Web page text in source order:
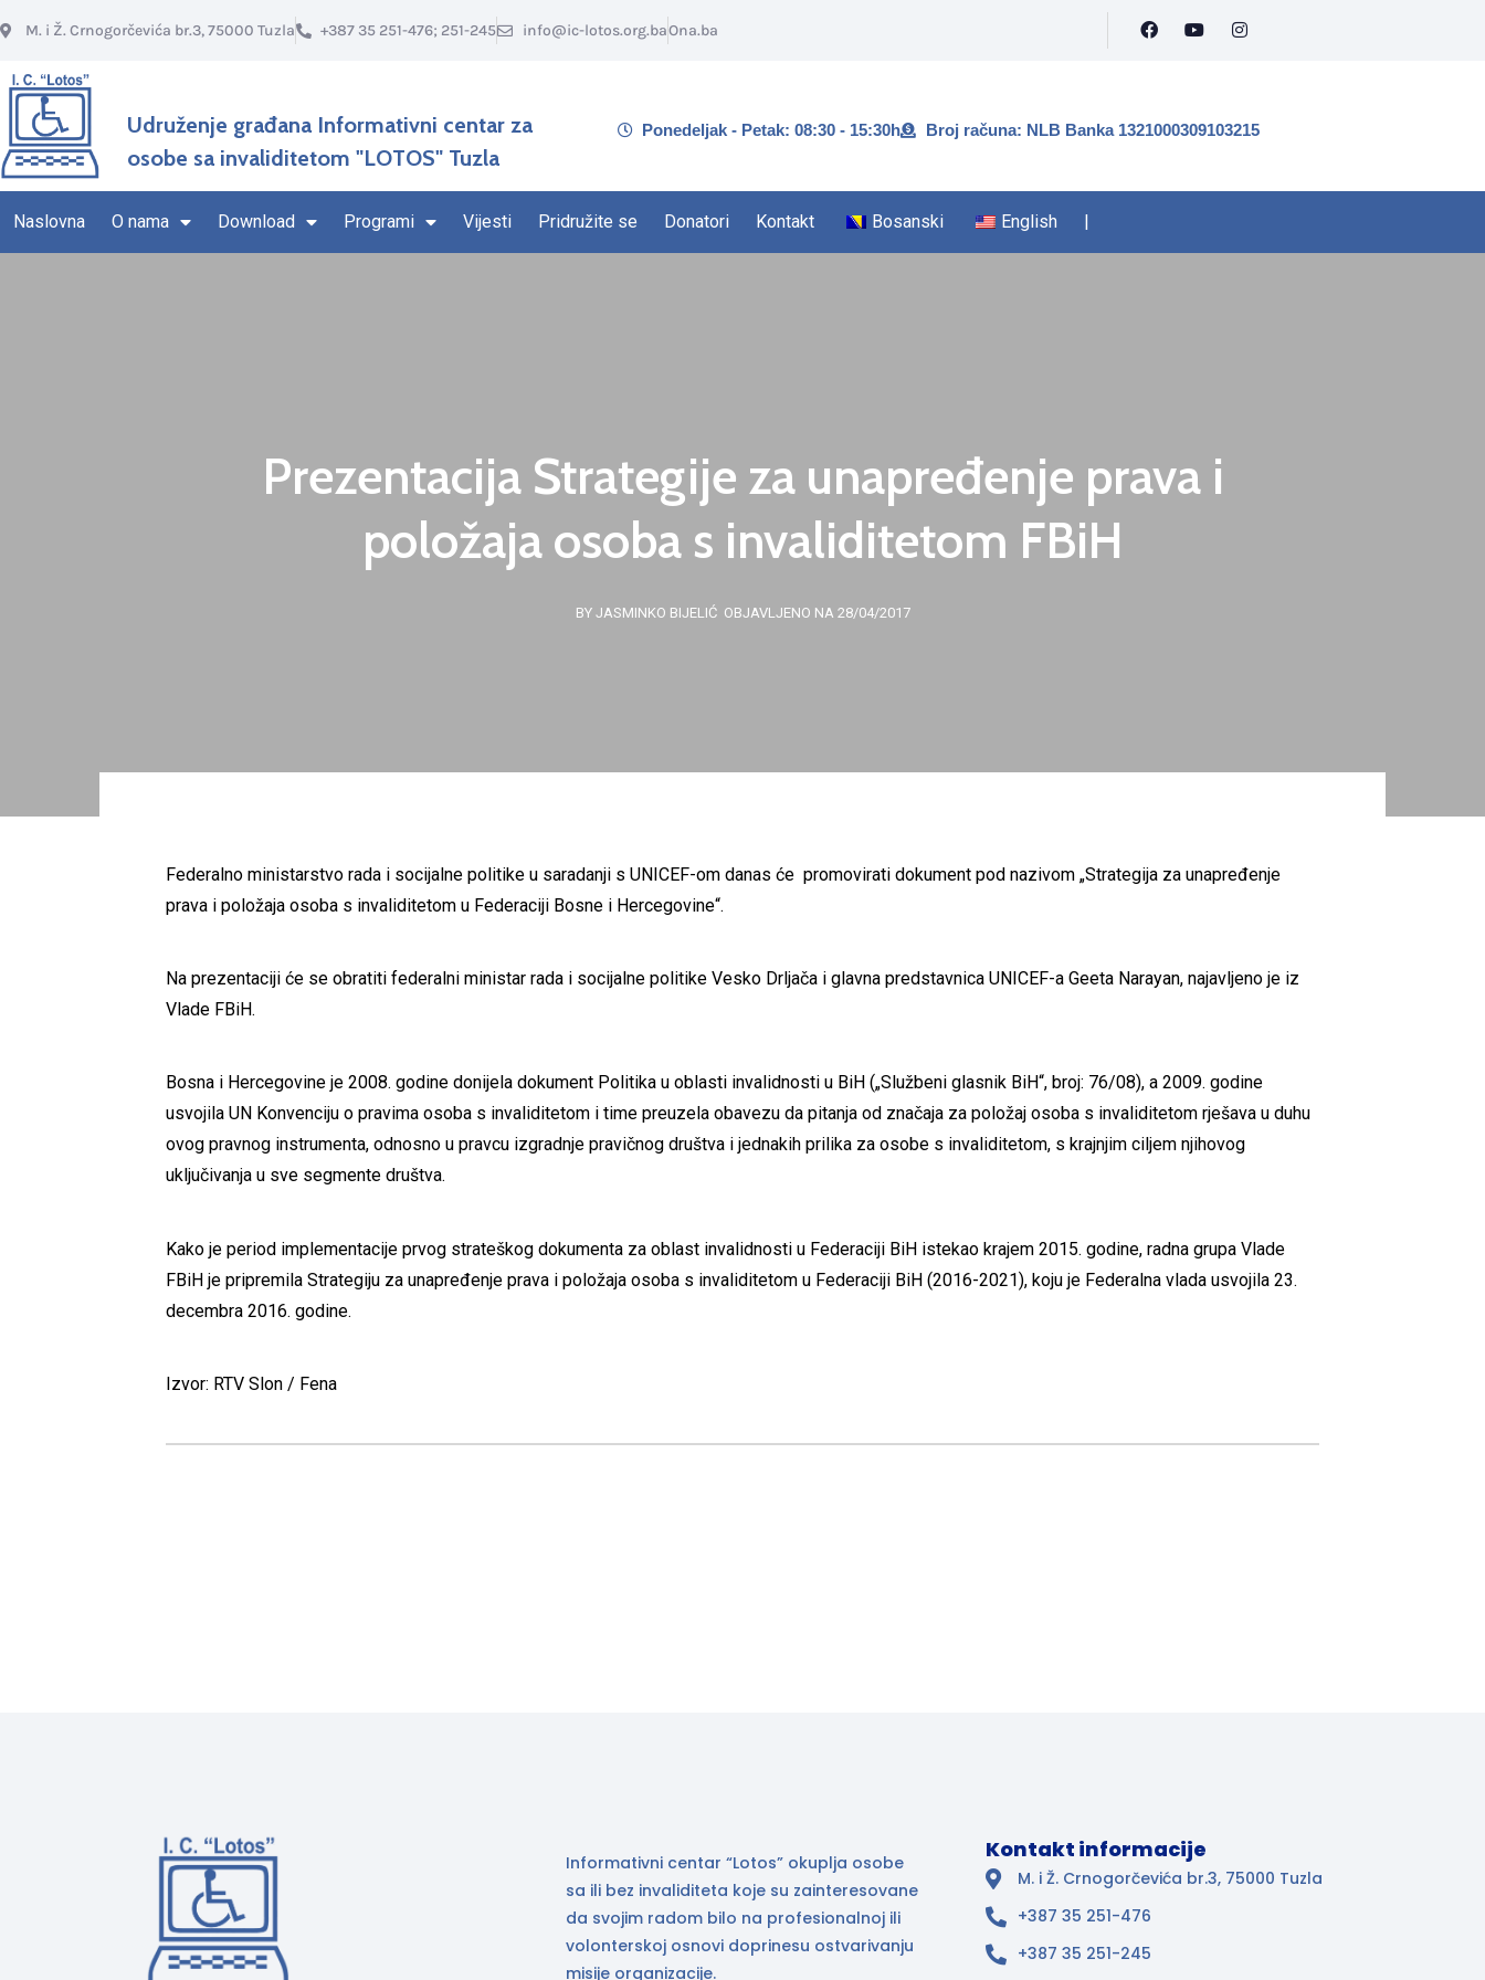
M. i Ž. Crnogorčevića br.3, 75000 Tuzla +387 35 251-476; 251-245 info@ic-lotos.org.baOna.ba
Udruženje građana Informativni centar za
osobe sa invaliditetom "LOTOS" Tuzla
Ponedeljak - Petak: 08:30 - 15:30h Broj računa: NLB Banka 1321000309103215
Naslovna O nama Download Programi Vijesti Pridružite se Donatori Kontakt Bosanski English |
Prezentacija Strategije za unapređenje prava i
položaja osoba s invaliditetom FBiH
BY JASMINKO BIJELIĆ OBJAVLJENO NA 28/04/2017
Federalno ministarstvo rada i socijalne politike u saradanji s UNICEF-om danas će promovirati dokument pod nazivom „Strategija za unapređenje
prava i položaja osoba s invaliditetom u Federaciji Bosne i Hercegovine“.
Na prezentaciji će se obratiti federalni ministar rada i socijalne politike Vesko Drljača i glavna predstavnica UNICEF-a Geeta Narayan, najavljeno je iz
Vlade FBiH.
Bosna i Hercegovine je 2008. godine donijela dokument Politika u oblasti invalidnosti u BiH („Službeni glasnik BiH“, broj: 76/08), a 2009. godine
usvojila UN Konvenciju o pravima osoba s invaliditetom i time preuzela obavezu da pitanja od značaja za položaj osoba s invaliditetom rješava u duhu
ovog pravnog instrumenta, odnosno u pravcu izgradnje pravičnog društva i jednakih prilika za osobe s invaliditetom, s krajnjim ciljem njihovog
uključivanja u sve segmente društva.
Kako je period implementacije prvog strateškog dokumenta za oblast invalidnosti u Federaciji BiH istekao krajem 2015. godine, radna grupa Vlade
FBiH je pripremila Strategiju za unapređenje prava i položaja osoba s invaliditetom u Federaciji BiH (2016-2021), koju je Federalna vlada usvojila 23.
decembra 2016. godine.
Izvor: RTV Slon / Fena
Informativni centar “Lotos” okuplja osobe
sa ili bez invaliditeta koje su zainteresovane
da svojim radom bilo na profesionalnoj ili
volonterskoj osnovi doprinesu ostvarivanju
misije organizacije.
Kontakt informacije
M. i Ž. Crnogorčevića br.3, 75000 Tuzla
+387 35 251-476
+387 35 251-245